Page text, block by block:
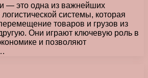
— это одна из важнейших
системы, которая
товаров и грузов из
Они играют ключевую роль в
и позволяют